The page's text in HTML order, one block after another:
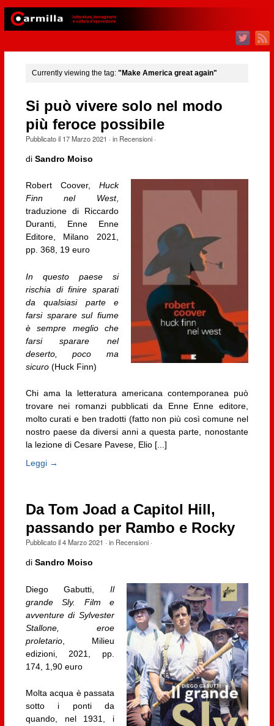
Currently viewing the tag: "Make America great again"
Si può vivere solo nel modo
più feroce possibile
Pubblicato il 17 Marzo 2021 · in Recensioni·
di Sandro Moiso
Robert Coover, Huck
Finn nel West,
traduzione di Riccardo
Duranti, Enne Enne
Editore, Milano 2021,
pp. 368, 19 euro
In questo paese si
rischia di finire sparati
da qualsiasi parte e
farsi sparare sul fiume
è sempre meglio che
farsi sparare nel
deserto, poco ma
sicuro(Huck Finn)
Chi ama la letteratura americana contemporanea può
trovare nei romanzi pubblicati da Enne Enne editore,
molto curati e ben tradotti (fatto non più così comune nel
nostro paese da diversi anni a questa parte, nonostante
la lezione di Cesare Pavese, Elio [...]
Leggi →
Da Tom Joad a Capitol Hill,
passando per Rambo e Rocky
Pubblicato il4 Marzo 2021 · in Recensioni·
di Sandro Moiso
Diego Gabutti,Il
grande Sly. Film e
avventure di Sylvester
Stallone, eroe
proletario, Milieu
edizioni, 2021, pp.
174, 1,90 euro
Molta acqua è passata
sotto i ponti da
quando, nel 1931, i